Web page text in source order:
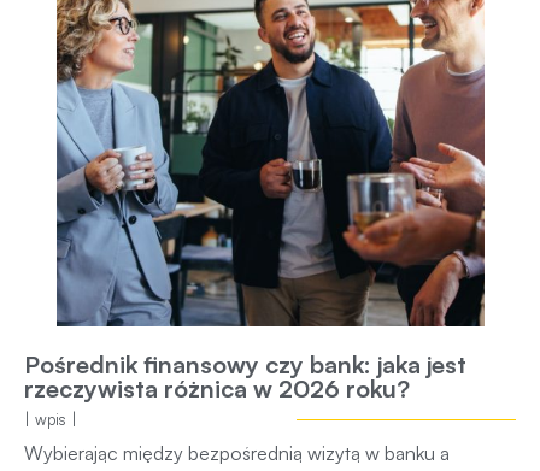
Pośrednik finansowy czy bank: jaka jest
rzeczywista różnica w 2026 roku?
| wpis |
Wybierając między bezpośrednią wizytą w banku a